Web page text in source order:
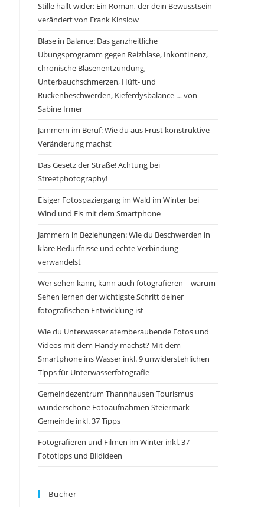
Stille hallt wider: Ein Roman, der dein Bewusstsein
verändert von Frank Kinslow
Blase in Balance: Das ganzheitliche
Übungsprogramm gegen Reizblase, Inkontinenz,
chronische Blasenentzündung,
Unterbauchschmerzen, Hüft- und
Rückenbeschwerden, Kieferdysbalance … von
Sabine Irmer
Jammern im Beruf: Wie du aus Frust konstruktive
Veränderung machst
Das Gesetz der Straße! Achtung bei
Streetphotography!
Eisiger Fotospaziergang im Wald im Winter bei
Wind und Eis mit dem Smartphone
Jammern in Beziehungen: Wie du Beschwerden in
klare Bedürfnisse und echte Verbindung
verwandelst
Wer sehen kann, kann auch fotografieren – warum
Sehen lernen der wichtigste Schritt deiner
fotografischen Entwicklung ist
Wie du Unterwasser atemberaubende Fotos und
Videos mit dem Handy machst? Mit dem
Smartphone ins Wasser inkl. 9 unwiderstehlichen
Tipps für Unterwasserfotografie
Gemeindezentrum Thannhausen Tourismus
wunderschöne Fotoaufnahmen Steiermark
Gemeinde inkl. 37 Tipps
Fotografieren und Filmen im Winter inkl. 37
Fototipps und Bildideen
Bücher